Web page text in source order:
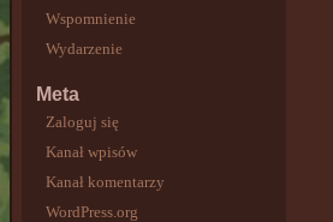
Wspomnienie
Wydarzenie
Meta
Zaloguj się
Kanał wpisów
Kanał komentarzy
WordPress.org